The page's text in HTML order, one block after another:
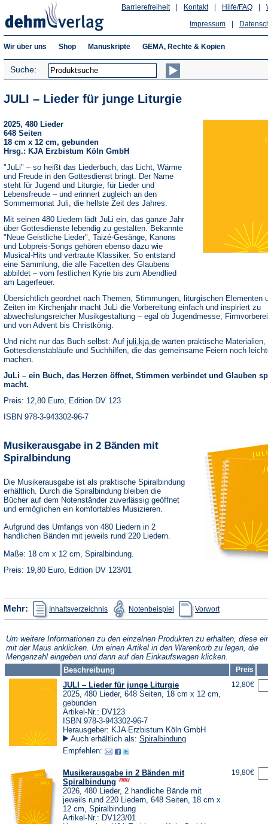
Hilfe/FAQ
Kontakt
Barrierefreiheit
Impressum
Wir über uns Shop Manuskripte GEMA, Rechte & Kopien
Suche:
JULI – Lieder für junge Liturgie
2025, 480 Lieder
648 Seiten
18 cm x 12 cm, gebunden
Hrsg.: KJA Erzbistum Köln GmbH
"JuLi" – so heißt das Liederbuch, das Licht, Wärme
und Freude in den Gottesdienst bringt. Der Name
steht für Jugend und Liturgie, für Lieder und
Lebensfreude – und erinnert zugleich an den
Sommermonat Juli, die hellste Zeit des Jahres.
Mit seinen 480 Liedern lädt JuLi ein, das ganze Jahr
über Gottesdienste lebendig zu gestalten. Bekannte
"Neue Geistliche Lieder", Taizé-Gesänge, Kanons
und Lobpreis-Songs gehören ebenso dazu wie
Musical-Hits und vertraute Klassiker. So entstand
eine Sammlung, die alle Facetten des Glaubens
abbildet – vom festlichen Kyrie bis zum Abendlied
am Lagerfeuer.
Übersichtlich geordnet nach Themen, Stimmungen, liturgischen Elementen
Zeiten im Kirchenjahr macht JuLi die Vorbereitung einfach und inspiriert zu
abwechslungsreicher Musikgestaltung – egal ob Jugendmesse,
und von Advent bis Christkönig.
Und nicht nur das Buch selbst: Auf juli.kja.de(Öffnet
in
einem
Tab)
warten praktische Materialien,
Gottesdienstabläufe und Suchhilfen, die das gemeinsame Feiern noch
machen.
JuLi – ein Buch, das Herzen öffnet, Stimmen verbindet und Glauben
macht.
Preis: 12,80 Euro, Edition DV 123
ISBN 978-3-943302-96-7
Musikerausgabe in 2 Bänden mit
Spiralbindung
Die Musikerausgabe ist als praktische Spiralbindung
erhältlich. Durch die Spiralbindung bleiben die
Bücher auf dem Notenständer zuverlässig geöffnet
und ermöglichen ein komfortables Musizieren.
Aufgrund des Umfangs von 480 Liedern in 2
handlichen Bänden mit jeweils rund 220 Liedern.
Maße: 18 cm x 12 cm, Spiralbindung.
Preis: 19,80 Euro, Edition DV 123/01
Mehr: Inhaltsverzeichnis
(Öffnet
in
einem
Tab)
Notenbeispiel
(Öffnet
in
einem
Tab)
Vorwortin
einem
Tab)
Um weitere Informationen zu den einzelnen Produkten zu erhalten, diese
mit der Maus anklicken. Um einen Artikel in den Warenkorb zu legen, die
Mengenzahl eingeben und dann auf den Einkaufswagen klicken.
Beschreibung
Preis
JULI – Lieder für junge Liturgie
2025, 480 Lieder, 648 Seiten, 18 cm x 12 cm,
gebunden
Artikel-Nr.: DV123
ISBN 978-3-943302-96-7
Herausgeber: KJA Erzbistum Köln GmbH
Auch erhältlich als: Spiralbindung
Empfehlen:
12,80€
Musikerausgabe in 2 Bänden mit
Spiralbindung
2026, 480 Lieder, 2 handliche Bände mit
jeweils rund 220 Liedern, 648 Seiten, 18 cm x
12 cm, Spiralbindung
Artikel-Nr.: DV123/01
19,80€